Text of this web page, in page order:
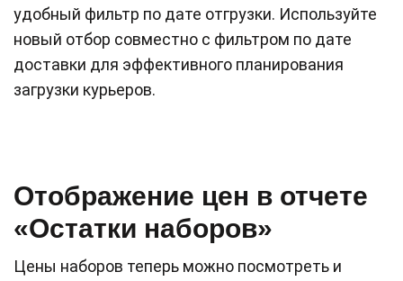
удобный фильтр по дате отгрузки. Используйте
новый отбор совместно с фильтром по дате
доставки для эффективного планирования
загрузки курьеров.
Отображение цен в отчете
«Остатки наборов»
Цены наборов теперь можно посмотреть и